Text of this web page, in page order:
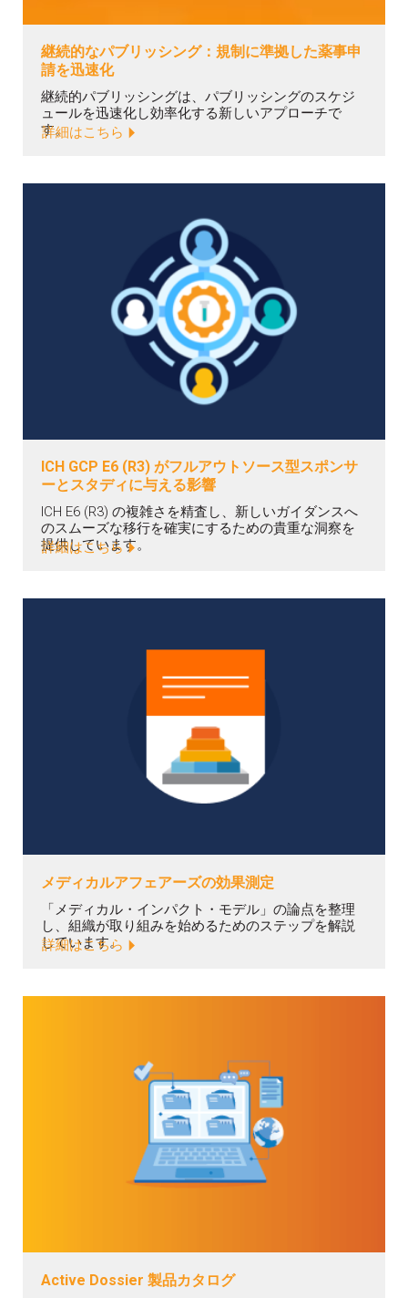
継続的なパブリッシング：規制に準拠した薬事申
請を迅速化
継続的パブリッシングは、パブリッシングのスケジ
ュールを迅速化し効率化する新しいアプローチで
す。
詳細はこちら
ICH GCP E6 (R3) がフルアウトソース型スポンサ
ーとスタディに与える影響
ICH E6 (R3) の複雑さを精査し、新しいガイダンスへ
のスムーズな移行を確実にするための貴重な洞察を
提供しています。
詳細はこちら
メディカルアフェアーズの効果測定
「メディカル・インパクト・モデル」の論点を整理
し、組織が取り組みを始めるためのステップを解説
しています。
詳細はこちら
Active Dossier 製品カタログ